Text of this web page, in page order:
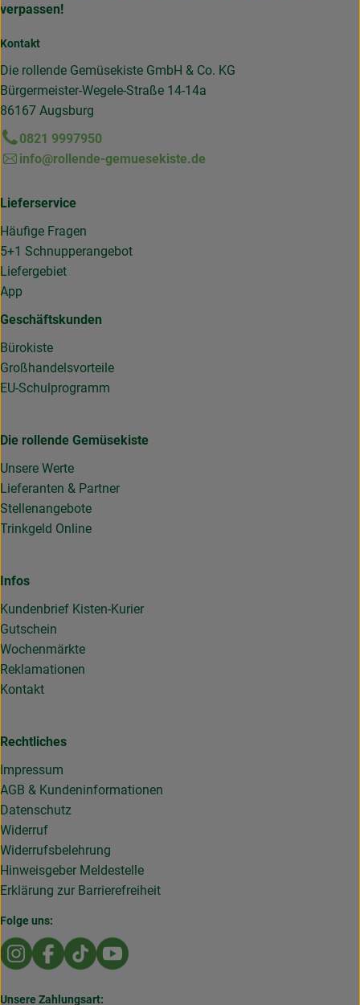
verpassen!
Kontakt
Die rollende Gemüsekiste GmbH & Co. KG
Bürgermeister-Wegele-Straße 14-14a
86167 Augsburg
0821 9997950
info@rollende-gemuesekiste.de
Lieferservice
Häufige Fragen
5+1 Schnupperangebot
Liefergebiet
App
Geschäftskunden
Bürokiste
Großhandelsvorteile
EU-Schulprogramm
Die rollende Gemüsekiste
Unsere Werte
Lieferanten & Partner
Stellenangebote
Trinkgeld Online
Infos
Kundenbrief Kisten-Kurier
Gutschein
Wochenmärkte
Reklamationen
Kontakt
Rechtliches
Impressum
AGB & Kundeninformationen
Datenschutz
Widerruf
Widerrufsbelehrung
Hinweisgeber Meldestelle
Erklärung zur Barrierefreiheit
Folge uns:
Externer Link zu https://www.instagram.com/
Externer Link zu https://www.facebook.com/
Externer Link zu https://www.tiktok.com/
Externer Link zu https://
Unsere Zahlungsart: